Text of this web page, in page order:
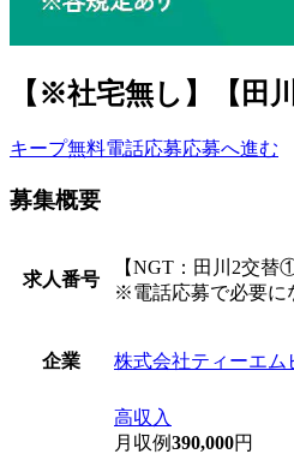
【※社宅無し】【田
キープ無料電話応募応募へ進む
募集概要
求人番号
【NGT：田川2交替①
※電話応募で必要に
企業 株式会社ティーエム
高収入
月収例390,000円